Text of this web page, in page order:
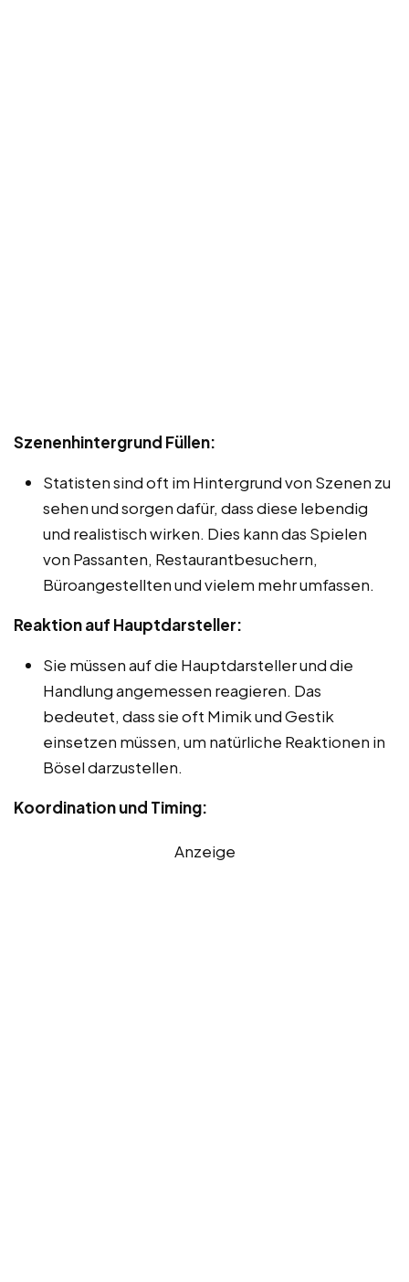
Szenenhintergrund Füllen:
Statisten sind oft im Hintergrund von Szenen zu
sehen und sorgen dafür, dass diese lebendig
und realistisch wirken. Dies kann das Spielen
von Passanten, Restaurantbesuchern,
Büroangestellten und vielem mehr umfassen.
Reaktion auf Hauptdarsteller:
Sie müssen auf die Hauptdarsteller und die
Handlung angemessen reagieren. Das
bedeutet, dass sie oft Mimik und Gestik
einsetzen müssen, um natürliche Reaktionen in
Bösel darzustellen.
Koordination und Timing:
Anzeige